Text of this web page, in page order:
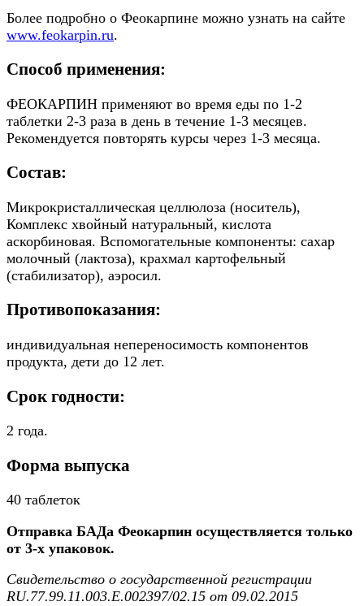
Более подробно о Феокарпине можно узнать на сайте
www.feokarpin.ru.
Способ применения:
ФЕОКАРПИН применяют во время еды по 1-2
таблетки 2-3 раза в день в течение 1-3 месяцев.
Рекомендуется повторять курсы через 1-3 месяца.
Состав:
Микрокристаллическая целлюлоза (носитель),
Комплекс хвойный натуральный, кислота
аскорбиновая. Вспомогательные компоненты: сахар
молочный (лактоза), крахмал картофельный
(стабилизатор), аэросил.
Противопоказания:
индивидуальная непереносимость компонентов
продукта, дети до 12 лет.
Срок годности:
2 года.
Форма выпуска
40 таблеток
Отправка БАДа Феокарпин осуществляется только
от 3-х упаковок.
Свидетельство о государственной регистрации
RU.77.99.11.003.Е.002397/02.15 от 09.02.2015